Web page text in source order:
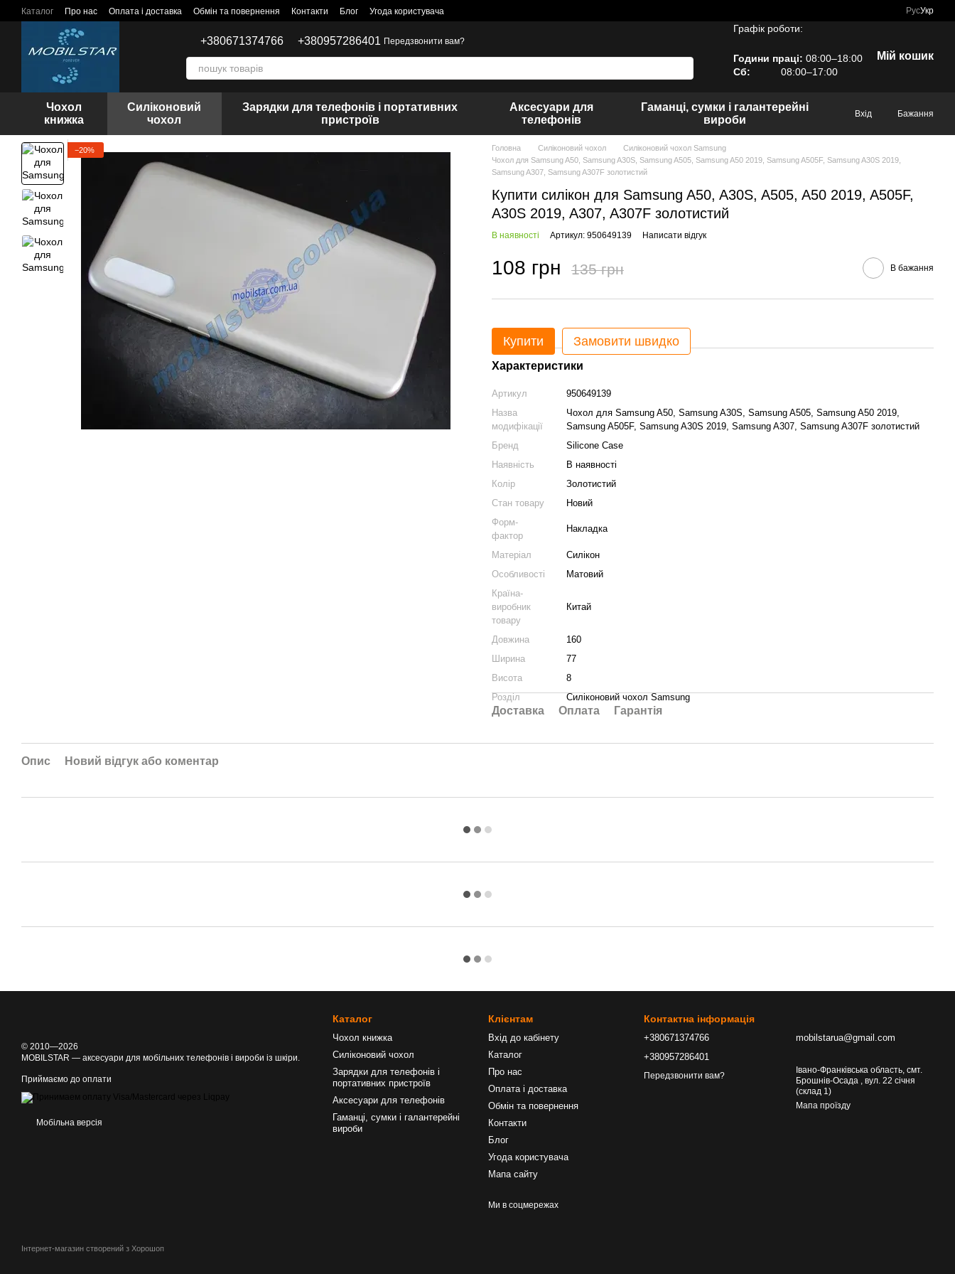
Перейти до основного контенту
Каталог Про нас Оплата і доставка Обмін та повернення Контакти Блог Угода користувача РусУкр
+380671374766 +380957286401 Передзвонити вам?
Графік роботи:
Години праці: 08:00–18:00
Сб:
08:00–17:00
Мій кошик
Чохол
книжка
Силіконовий
чохол
Зарядки для телефонів і портативних
пристроїв
Аксесуари для
телефонів
Гаманці, сумки і галантерейні
вироби
Вхід Бажання
−20% Головна Силіконовий чохол
Силіконовий чохол Samsung
Чохол для Samsung A50, Samsung A30S, Samsung A505, Samsung A50 2019, Samsung A505F, Samsung A30S 2019,
Samsung A307, Samsung A307F золотистий
Купити силікон для Samsung A50, A30S, A505, A50 2019, A505F,
A30S 2019, A307, A307F золотистий
В наявності Артикул: 950649139 Написати відгук
108 грн 135 грн В бажання
Купити Замовити швидко
Характеристики
Артикул
950649139
Назва
модифікації
Чохол для Samsung A50, Samsung A30S, Samsung A505, Samsung A50 2019,
Samsung A505F, Samsung A30S 2019, Samsung A307, Samsung A307F золотистий
Бренд
Silicone Case
Наявність
В наявності
Колір
Золотистий
Стан товару
Новий
Форм-
фактор
Накладка
Матеріал
Силікон
Особливості
Матовий
Країна-
виробник
товару
Китай
Довжина
160
Ширина
77
Висота
8
Розділ
Силіконовий чохол Samsung
Доставка Оплата Гарантія
Опис Новий відгук або коментар
© 2010—2026
MOBILSTAR — аксесуари для мобільних телефонів і вироби із шкіри.
Приймаємо до оплати
Мобільна версія
Інтернет-магазин створений з Хорошоп
Каталог
Чохол книжка
Силіконовий чохол
Зарядки для телефонів і
портативних пристроїв
Аксесуари для телефонів
Гаманці, сумки і галантерейні
вироби
Клієнтам
Вхід до кабінету
Каталог
Про нас
Оплата і доставка
Обмін та повернення
Контакти
Блог
Угода користувача
Мапа сайту
Ми в соцмережах
Контактна інформація
+380671374766
+380957286401
Передзвонити вам?
mobilstarua@gmail.com
Івано-Франківська область, смт.
Брошнів-Осада , вул. 22 січня
(склад 1)
Мапа проїзду